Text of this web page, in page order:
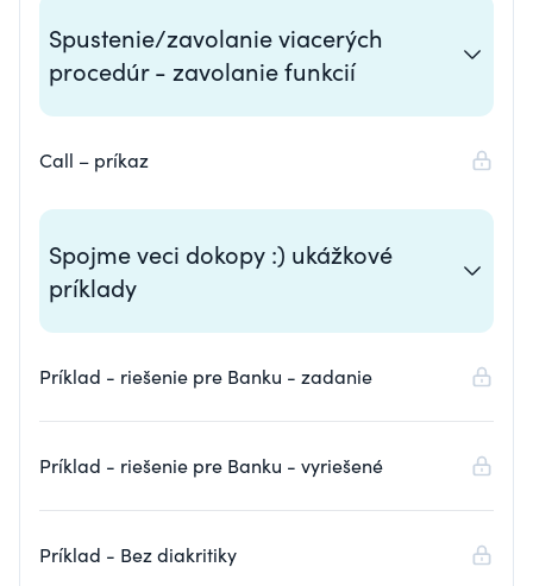
Spustenie/zavolanie viacerých
procedúr - zavolanie funkcií
Call – príkaz
Spojme veci dokopy :) ukážkové
príklady
Príklad - riešenie pre Banku - zadanie
Príklad - riešenie pre Banku - vyriešené
Príklad - Bez diakritiky